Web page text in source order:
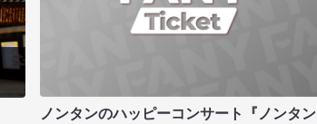
ノンタンのハッピーコンサート『ノンタン